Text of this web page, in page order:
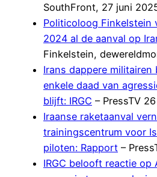
SouthFront, 27 juni
Politicoloog Finkelstein
2024 al de aanval op
Finkelstein,
Irans dappere militairen
enkele daad van
blijft: IRGC – PressTV
Iraanse raketaanval
trainingscentrum voor
piloten: Rapport –
IRGC belooft reactie op